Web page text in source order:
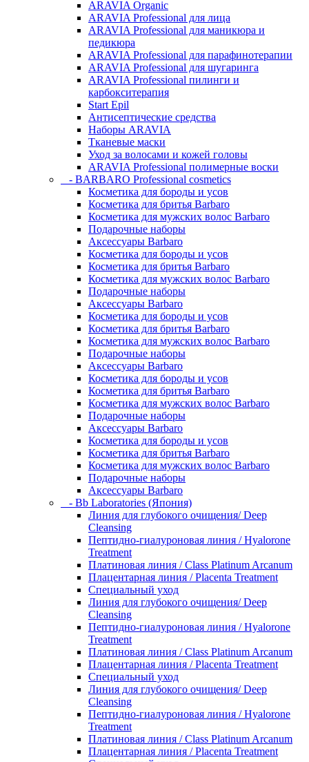
ARAVIA Organic
ARAVIA Professional для лица
ARAVIA Professional для маникюра и
педикюра
ARAVIA Professional для парафинотерапии
ARAVIA Professional для шугаринга
ARAVIA Professional пилинги и
карбокситерапия
Start Epil
Антисептические средства
Наборы ARAVIA
Тканевые маски
Уход за волосами и кожей головы
ARAVIA Professional полимерные воски
- BARBARO Professional cosmetics
Косметика для бороды и усов
Косметика для бритья Barbaro
Косметика для мужских волос Barbaro
Подарочные наборы
Аксессуары Barbaro
Косметика для бороды и усов
Косметика для бритья Barbaro
Косметика для мужских волос Barbaro
Подарочные наборы
Аксессуары Barbaro
Косметика для бороды и усов
Косметика для бритья Barbaro
Косметика для мужских волос Barbaro
Подарочные наборы
Аксессуары Barbaro
Косметика для бороды и усов
Косметика для бритья Barbaro
Косметика для мужских волос Barbaro
Подарочные наборы
Аксессуары Barbaro
Косметика для бороды и усов
Косметика для бритья Barbaro
Косметика для мужских волос Barbaro
Подарочные наборы
Аксессуары Barbaro
- Bb Laboratories (Япония)
Линия для глубокого очищения/ Deep
Cleansing
Пептидно-гиалуроновая линия / Hyalorone
Treatment
Платиновая линия / Class Platinum Arcanum
Плацентарная линия / Placenta Treatment
Специальный уход
Линия для глубокого очищения/ Deep
Cleansing
Пептидно-гиалуроновая линия / Hyalorone
Treatment
Платиновая линия / Class Platinum Arcanum
Плацентарная линия / Placenta Treatment
Специальный уход
Линия для глубокого очищения/ Deep
Cleansing
Пептидно-гиалуроновая линия / Hyalorone
Treatment
Платиновая линия / Class Platinum Arcanum
Плацентарная линия / Placenta Treatment